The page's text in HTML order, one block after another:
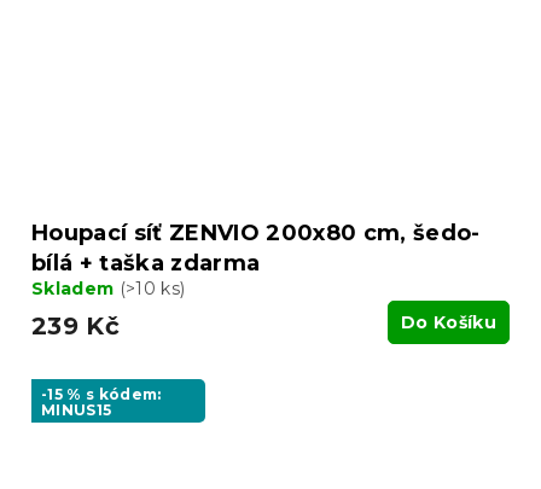
Houpací síť ZENVIO 200x80 cm, šedo-
bílá + taška zdarma
Skladem (>10 ks)
239 Kč Do Košíku
-15 % s kódem:
MINUS15